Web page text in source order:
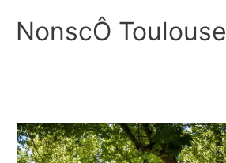
contenu
NonscÔ Toulouse